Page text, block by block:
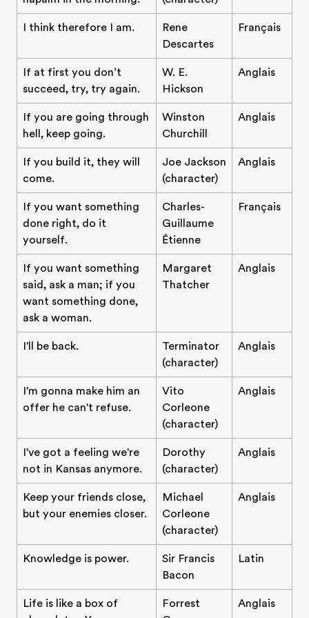
I think therefore I am.
Rene
Descartes
Français
If at first you don’t
succeed, try, try again.
W. E.
Hickson
Anglais
If you are going through
hell, keep going.
Winston
Churchill
Anglais
If you build it, they will
come.
Joe Jackson
(character)
Anglais
If you want something
done right, do it
yourself.
Charles-
Guillaume
Étienne
Français
If you want something
said, ask a man; if you
want something done,
ask a woman.
Margaret
Thatcher
Anglais
I'll be back.
Terminator
(character)
Anglais
I'm gonna make him an
offer he can't refuse.
Vito
Corleone
(character)
Anglais
I've got a feeling we're
not in Kansas anymore.
Dorothy
(character)
Anglais
Keep your friends close,
but your enemies closer.
Michael
Corleone
(character)
Anglais
Knowledge is power.
Sir Francis
Bacon
Latin
Life is like a box of
Forrest
Anglais